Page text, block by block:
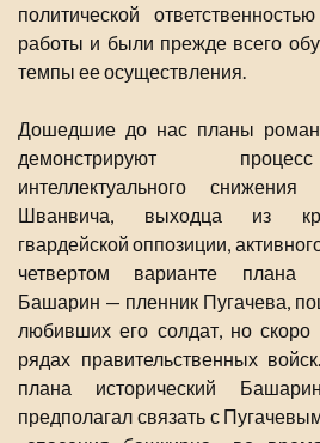
политической
работы и были прежде всего
темпы ее осуществления.
Дошедшие до нас планы
демонстрируют
интеллектуального
Шванвича, выходца из
гвардейской оппозиции,
четвертом варианте плана
Башарин — пленник Пугачева,
любивших его солдат, но
рядах правительственных
плана исторический
предполагал связать с